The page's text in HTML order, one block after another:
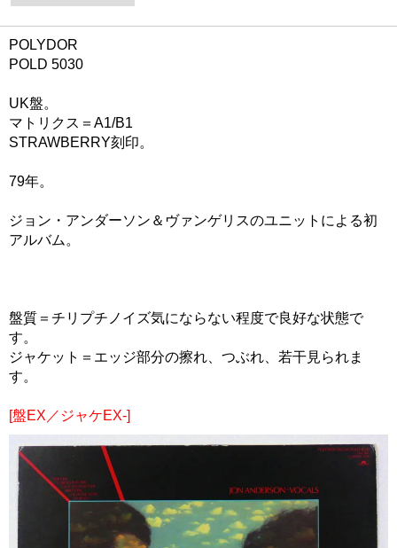
POLYDOR
POLD 5030
UK盤。
マトリクス＝A1/B1
STRAWBERRY刻印。
79年。
ジョン・アンダーソン＆ヴァンゲリスのユニットによる初
アルバム。
盤質＝チリプチノイズ気にならない程度で良好な状態で
す。
ジャケット＝エッジ部分の擦れ、つぶれ、若干見られま
す。
[盤EX／ジャケEX-]